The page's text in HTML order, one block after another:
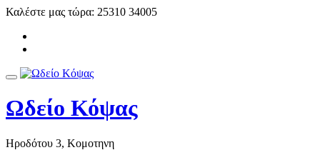
Skip
content
Καλέστε μας τώρα: 25310 34005
Toggle
Ωδείο Κόψας
Ηροδότου 3, Κομοτηνη